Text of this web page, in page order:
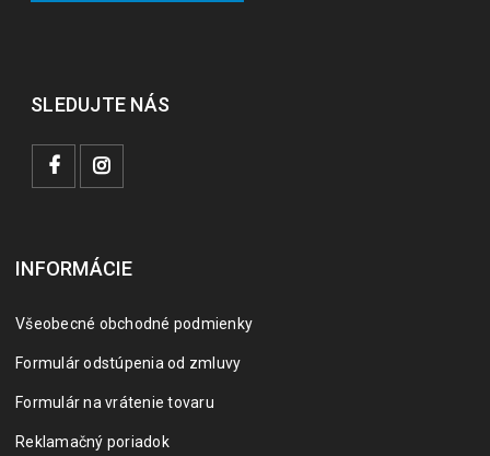
SLEDUJTE NÁS
INFORMÁCIE
Všeobecné obchodné podmienky
Formulár odstúpenia od zmluvy
Formulár na vrátenie tovaru
Reklamačný poriadok